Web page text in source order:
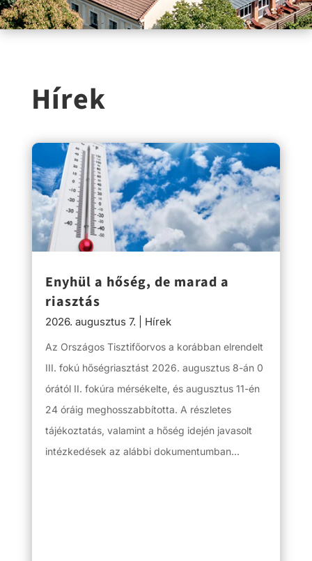
Hírek
Enyhül a hőség, de marad a
riasztás
2026. augusztus 7. Hírek
Az Országos Tisztifőorvos a korábban elrendelt
III. fokú hőségriasztást 2026. augusztus 8-án 0
órától II. fokúra mérsékelte, és augusztus 11-én
24 óráig meghosszabbította. A részletes
tájékoztatás, valamint a hőség idején javasolt
intézkedések az alábbi dokumentumban...